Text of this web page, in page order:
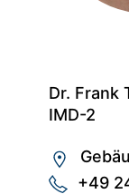
Dr. Frank
IMD-2
+49